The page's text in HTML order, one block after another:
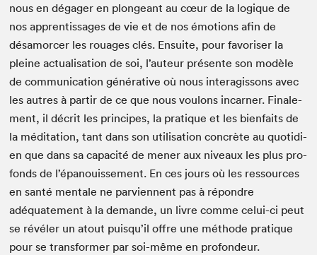
nous en dégager en plongeant au cœur de la logique de
nos appren­tis­sages de vie et de nos émo­tions afin de
désamorcer les rouages clés. Ensuite, pour favoris­er la
pleine actu­al­i­sa­tion de soi, l’auteur présente son mod­èle
de com­mu­ni­ca­tion généra­tive où nous inter­agis­sons avec
les autres à par­tir de ce que nous voulons incar­n­er. Finale­
ment, il décrit les principes, la pra­tique et les bien­faits de
la médi­ta­tion, tant dans son util­i­sa­tion con­crète au quo­ti­di­
en que dans sa capac­ité de men­er aux niveaux les plus pro­
fonds de l’épanouissement. En ces jours où les ressources
en san­té men­tale ne parvi­en­nent pas à répon­dre
adéquate­ment à la demande, un livre comme celui-ci peut
se révéler un atout puisqu’il offre une méth­ode pra­tique
pour se trans­former par soi-même en profondeur.